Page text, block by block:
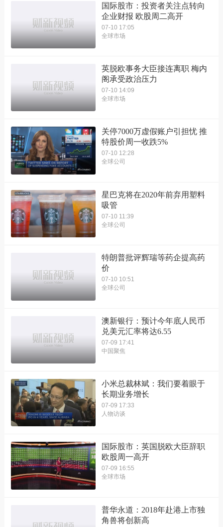
国际股市：投资者关注点转向
企业财报 欧股周二高开
07-10 17:05
全球市场
英脱欧事务大臣接连离职 梅内
阁承受政治压力
07-10 14:09
全球市场
关停7000万虚假账户引担忧 推
特股价周一收跌5%
07-10 12:28
全球公司
星巴克将在2020年前弃用塑料
吸管
07-10 11:39
全球公司
特朗普批评辉瑞等药企提高药
价
07-10 10:51
全球公司
澳新银行：预计今年底人民币
兑美元汇率将达6.55
07-09 17:41
中国聚焦
小米总裁林斌：我们要着眼于
长期业务增长
07-09 17:33
人物访谈
国际股市：英国脱欧大臣辞职
欧股周一高开
07-09 16:55
全球市场
普华永道：2018年赴港上市独
角兽将创新高